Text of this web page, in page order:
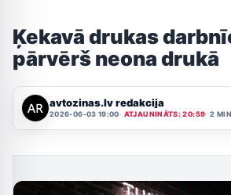
Ķekavā drukas
pārvērš neona drukā
avtozinas.lv redakcija
2026-06-03 19:00 ATJAUNINĀTS: 20:59 2